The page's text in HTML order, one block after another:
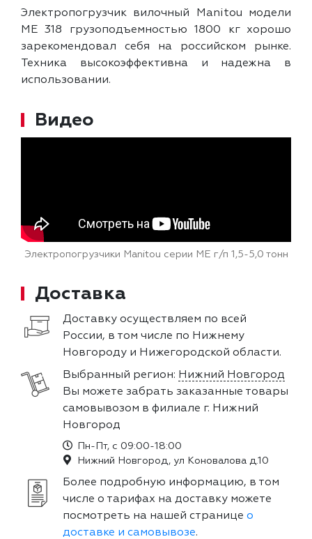
Электропогрузчик вилочный Manitou модели
ME 318 грузоподъемностью 1800 кг хорошо
зарекомендовал себя на российском рынке.
Техника высокоэффективна и надежна в
использовании.
Видео
Электропогрузчики Manitou серии ME г/п 1,5-5,0 тонн
Доставка
Доставку осуществляем по всей
России, в том числе по Нижнему
Новгороду и Нижегородской области.
Выбранный регион: Нижний Новгород
Вы можете забрать заказанные товары
самовывозом в филиале г. Нижний
Новгород
Пн-Пт, с 09:00-18:00
Нижний Новгород, ул Коновалова д.10
Более подробную информацию, в том
числе о тарифах на доставку можете
посмотреть на нашей странице о
доставке и самовывозе.